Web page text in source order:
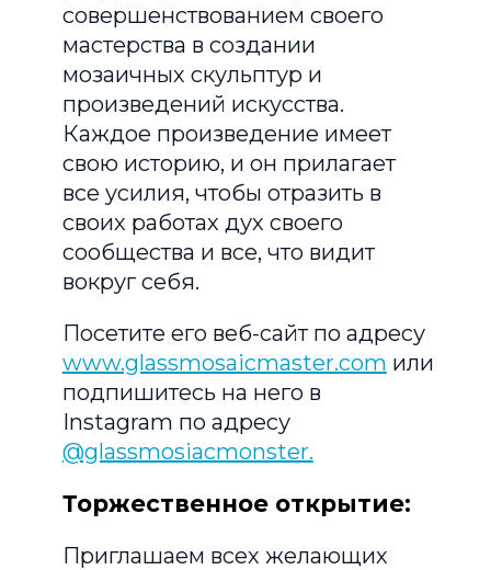
совершенствованием своего
мастерства в создании
мозаичных скульптур и
произведений искусства.
Каждое произведение имеет
свою историю, и он прилагает
все усилия, чтобы отразить в
своих работах дух своего
сообщества и все, что видит
вокруг себя.
Посетите его веб-сайт по адресу
www.glassmosaicmaster.com или
подпишитесь на него в
Instagram по адресу
@glassmosiacmonster.
Торжественное открытие:
Приглашаем всех желающих